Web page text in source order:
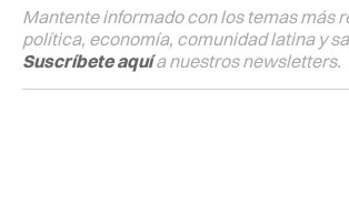
Mantente informado con los temas más
política, economía, comunidad latina y
Suscríbete aquía nuestros newsletters.